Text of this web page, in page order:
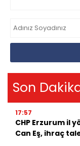
Son
17:57
CHP Erzurum il
Can Eş, ihraç